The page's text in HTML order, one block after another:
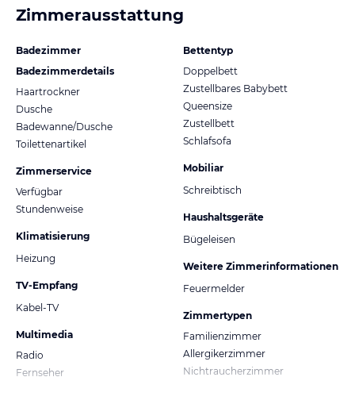
Zimmerausstattung
Badezimmer
Badezimmerdetails
Haartrockner
Dusche
Badewanne/Dusche
Toilettenartikel
Zimmerservice
Verfügbar
Stundenweise
Klimatisierung
Heizung
TV-Empfang
Kabel-TV
Multimedia
Radio
Fernseher
Bettentyp
Doppelbett
Zustellbares Babybett
Queensize
Zustellbett
Schlafsofa
Mobiliar
Schreibtisch
Haushaltsgeräte
Bügeleisen
Weitere Zimmerinformationen
Feuermelder
Zimmertypen
Familienzimmer
Allergikerzimmer
Nichtraucherzimmer